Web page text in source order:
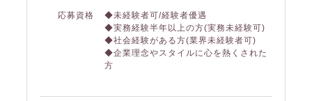
応募資格
◆未経験者可/経験者優遇
◆実務経験半年以上の方(実務未経験可)
◆社会経験がある方(業界未経験者可)
◆企業理念やスタイルに心を熱くされた
方